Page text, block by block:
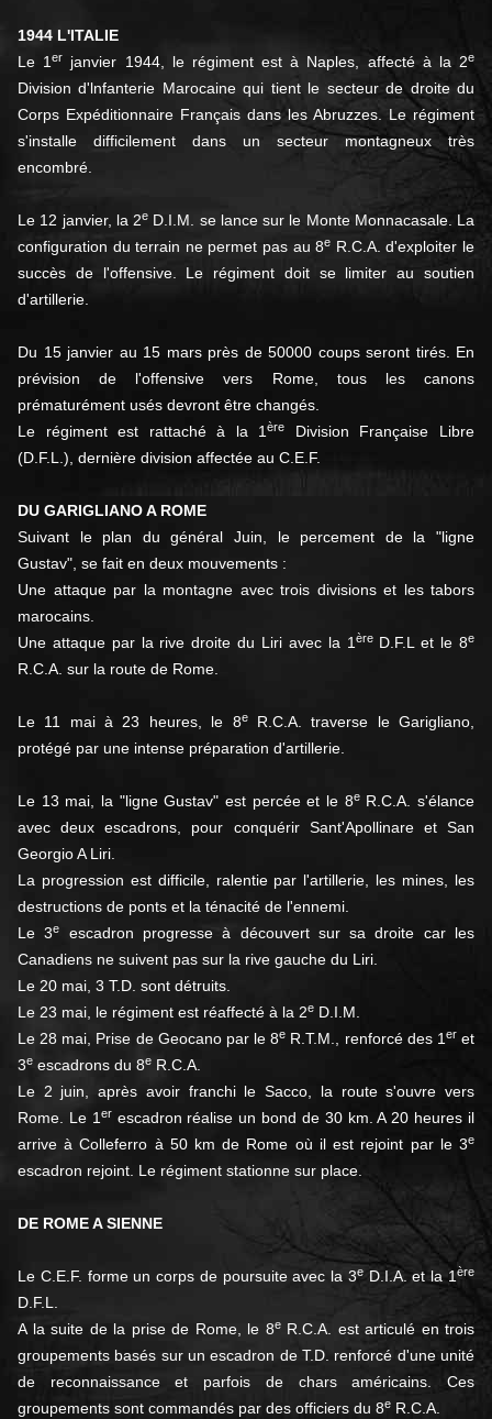
1944 L'ITALIE
Le 1er janvier 1944, le régiment est à Naples, affecté à la 2e
Division d'lnfanterie Marocaine qui tient le secteur de droite du
Corps Expéditionnaire Français dans les Abruzzes. Le régiment
s'installe difficilement dans un secteur montagneux très
encombré.
Le 12 janvier, la 2e D.I.M. se lance sur le Monte Monnacasale. La
configuration du terrain ne permet pas au 8e R.C.A. d'exploiter le
succès de l'offensive. Le régiment doit se limiter au soutien
d'artillerie.
Du 15 janvier au 15 mars près de 50000 coups seront tirés. En
prévision de l'offensive vers Rome, tous les canons
prématurément usés devront être changés.
Le régiment est rattaché à la 1ère
Division Française Libre
(D.F.L.), dernière division affectée au C.E.F.
DU GARIGLIANO A ROME
Suivant le plan du général Juin, le percement de la "ligne
Gustav", se fait en deux mouvements :
Une attaque par la montagne avec trois divisions et les tabors
marocains.
Une attaque par la rive droite du Liri avec la 1 èreD.F.L et le 8e
R.C.A. sur la route de Rome.
Le 11 mai à 23 heures, le 8eR.C.A. traverse le Garigliano,
protégé par une intense préparation d'artillerie.
Le 13 mai, la "ligne Gustav" est percée et le 8eR.C.A. s'élance
avec deux escadrons, pour conquérir Sant'Apollinare et San
Georgio A Liri.
La progression est difficile, ralentie par l'artillerie, les mines, les
destructions de ponts et la ténacité de l'ennemi.
Le 3e
escadron progresse à découvert sur sa droite car les
Canadiens ne suivent pas sur la rive gauche du Liri.
Le 20 mai, 3 T.D. sont détruits.
Le 23 mai, le régiment est réaffecté à la 2e D.I.M.
Le 28 mai, Prise de Geocano par le 8e R.T.M., renforcé des 1 eret
3e escadrons du 8e R.C.A.
Le 2 juin, après avoir franchi le Sacco, la route s'ouvre vers
Rome. Le 1 erescadron réalise un bond de 30 km. A 20 heures il
arrive à Colleferro à 50 km de Rome où il est rejoint par le 3e
escadron rejoint. Le régiment stationne sur place.
DE ROME A SIENNE
Le C.E.F. forme un corps de poursuite avec la 3eD.I.A. et la 1ère
D.F.L.
A la suite de la prise de Rome, le 8eR.C.A. est articulé en trois
groupements basés sur un escadron de T.D. renforcé d'une unité
de reconnaissance et parfois de chars américains. Ces
groupements sont commandés par des officiers du 8e R.C.A.